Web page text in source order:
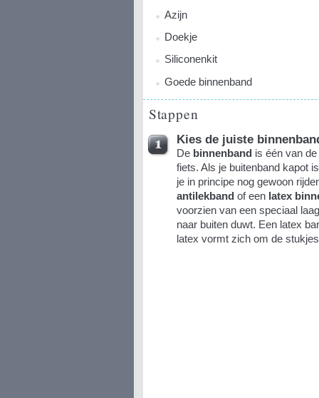
Azijn
Doekje
Siliconenkit
Goede binnenband
Stappen
Kies de juiste
De binnenband is één van
fiets. Als je buitenband kapot
je in principe nog gewoon
antilekband of een latex
voorzien van een speciaal
naar buiten duwt. Een latex
latex vormt zich om de